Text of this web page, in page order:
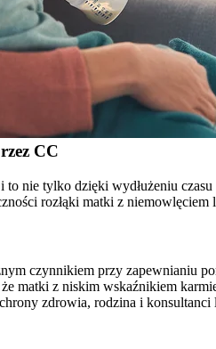
CC
nie tylko dzięki wydłużeniu
rozłąki matki z
czynnikiem przy zapewnianiu
matki z niskim wskaźnikiem
zdrowia, rodzina i konsultanci